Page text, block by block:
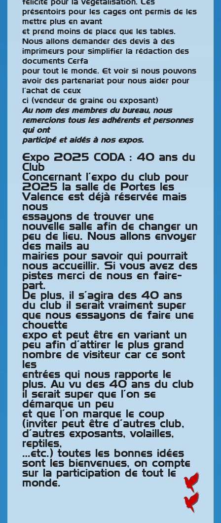
félicité pour la végétalisation. Les
présentoirs pour les cages ont permis de les
mettre plus en avant
et prend moins de place que les tables.
Nous allons demander des devis à des
imprimeurs pour simplifier la rédaction des
documents Cerfa
pour tout le monde. Et voir si nous pouvons
avoir des partenariat pour nous aider pour
l’achat de ceux
ci (vendeur de graine ou exposant)
Au nom des membres du bureau, nous
remercions tous les adhérents et personnes
qui ont
participé et aidés à nos expos.
Expo 2025 CODA : 40 ans du
Club
Concernant l’expo du club pour
2025 la salle de Portes les
Valence est déjà réservée mais
nous
essayons de trouver une
nouvelle salle afin de changer un
peu de lieu. Nous allons envoyer
des mails au
mairies pour savoir qui pourrait
nous accueillir. Si vous avez des
pistes merci de nous en faire-
part.
De plus, il s’agira des 40 ans
du club il serait vraiment super
que nous essayons de faire une
chouette
expo et peut être en variant un
peu afin d’attirer le plus grand
nombre de visiteur car ce sont
les
entrées qui nous rapporte le
plus. Au vu des 40 ans du club
il serait super que l’on se
démarque un peu
et que l’on marque le coup
(inviter peut être d’autres club,
d’autres exposants, volailles,
reptiles,
…etc.) toutes les bonnes idées
sont les bienvenues, on compte
sur la participation de tout le
monde.